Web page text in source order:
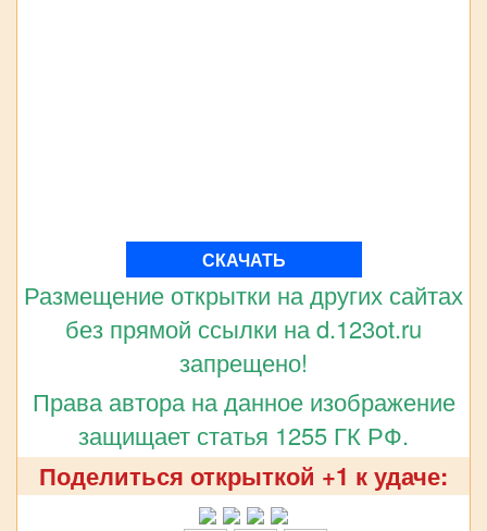
СКАЧАТЬ
Размещение открытки на других сайтах
без прямой ссылки на d.123ot.ru
запрещено!
Права автора на данное изображение
защищает статья 1255 ГК РФ.
Поделиться открыткой +1 к удаче: